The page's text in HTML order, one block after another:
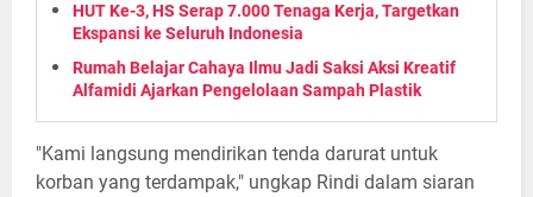
HUT Ke-3, HS Serap 7.000 Tenaga Kerja, Targetkan
Ekspansi ke Seluruh Indonesia
Rumah Belajar Cahaya Ilmu Jadi Saksi Aksi Kreatif
Alfamidi Ajarkan Pengelolaan Sampah Plastik
"Kami langsung mendirikan tenda darurat untuk
korban yang terdampak," ungkap Rindi dalam siaran